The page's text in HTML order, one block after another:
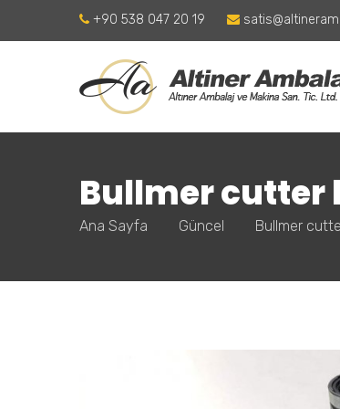
+90 538 047 20 19
Bullmer cutter
Ana Sayfa Güncel Bullmer